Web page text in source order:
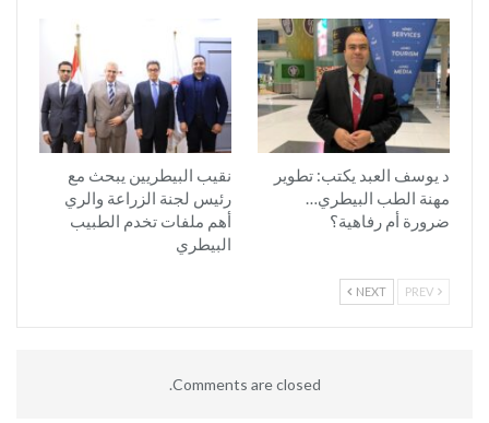
د يوسف العبد يكتب: تطوير
مهنة الطب البيطري…
ضرورة أم رفاهية؟
نقيب البيطريين يبحث مع
رئيس لجنة الزراعة والري
أهم ملفات تخدم الطبيب
البيطري
NEXT
Comments are closed.